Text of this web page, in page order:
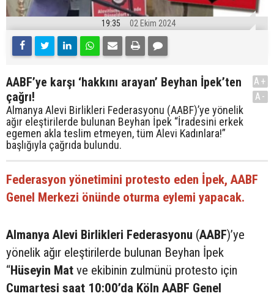
19:35 02 Ekim 2024
AABF’ye karşı ‘hakkını arayan’ Beyhan İpek’ten
çağrı!
Almanya Alevi Birlikleri Federasyonu (AABF)’ye yönelik
ağır eleştirilerde bulunan Beyhan İpek “İradesini erkek
egemen akla teslim etmeyen, tüm Alevi Kadınlara!”
başlığıyla çağrıda bulundu.
A+
A-
Federasyon yönetimini protesto eden İpek, AABF
Genel Merkezi önünde oturma eylemi yapacak.
Almanya Alevi Birlikleri Federasyonu (AABF)’ye
yönelik ağır eleştirilerde bulunan Beyhan İpek
“Hüseyin Mat ve ekibinin zulmünü protesto için
Cumartesi saat 10:00’da Köln AABF Genel